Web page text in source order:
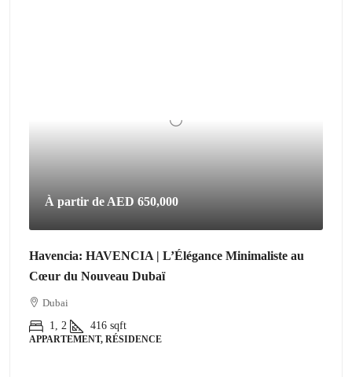
À partir de AED 650,000
Havencia: HAVENCIA | L’Élégance Minimaliste au
Cœur du Nouveau Dubaï
Dubai
1, 2
416 sqft
APPARTEMENT, RÉSIDENCE